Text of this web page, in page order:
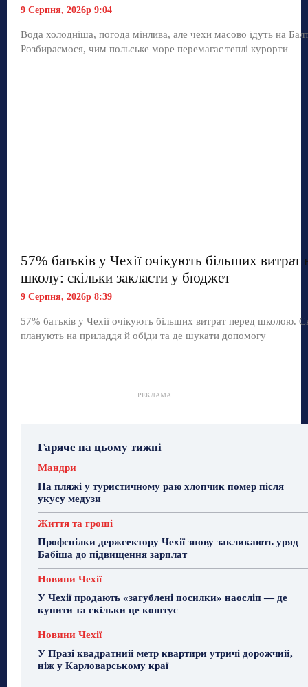
9 Серпня, 2026р 9:04
Вода холодніша, погода мінлива, але чехи масово їдуть на
Розбираємося, чим польське море перемагає теплі курорти
57% батьків у Чехії очікують більших витрат
школу: скільки закласти у бюджет
9 Серпня, 2026р 8:39
57% батьків у Чехії очікують більших витрат перед школою.
планують на приладдя й обіди та де шукати допомогу
РЕКЛАМА
Гаряче на цьому тижні
Мандри
На пляжі у туристичному раю хлопчик помер після
укусу медузи
Життя та гроші
Профспілки держсектору Чехії знову закликають уряд
Бабіша до підвищення зарплат
Новини Чехії
У Чехії продають «загублені посилки» наосліп — де
купити та скільки це коштує
Новини Чехії
У Празі квадратний метр квартири утричі дорожчий,
ніж у Карловарському краї